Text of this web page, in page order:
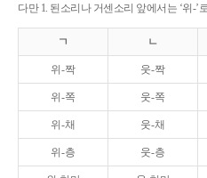
다만 1. 된소리나 거센소리 앞에서는 ‘위-
ㄱ ㄴ
위-짝 웃-짝
위-쪽 웃-쪽
위-채 웃-채
위-층 웃-층